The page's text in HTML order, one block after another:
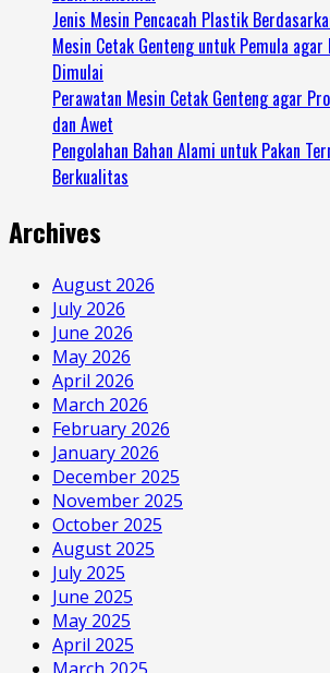
Jenis Mesin Pencacah Plastik
Mesin Cetak Genteng untuk Pemula
Dimulai
Perawatan Mesin Cetak Genteng agar
dan Awet
Pengolahan Bahan Alami untuk Pakan
Berkualitas
Archives
August 2026
July 2026
June 2026
May 2026
April 2026
March 2026
February 2026
January 2026
December 2025
November 2025
October 2025
August 2025
July 2025
June 2025
May 2025
April 2025